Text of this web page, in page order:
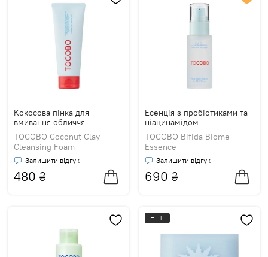
Кокосова пінка для
вмивання обличчя
TOCOBO Coconut Clay
Cleansing Foam
Залишити відгук
480 ₴
Есенція з пробіотиками та
ніацинамідом
TOCOBO Bifida Biome
Essence
Залишити відгук
690 ₴
HIT